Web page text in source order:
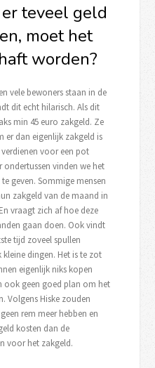
teveel geld
moet het
worden?
vele bewoners staan in de
dit echt hilarisch. Als dit
min 45 euro zakgeld. Ze
dan eigenlijk zakgeld is
voor een pot
vinden we het
geven. Sommige mensen
zakgeld van de maand in
vraagt zich af hoe deze
gaan doen. Ook vindt
tijd zoveel spullen
dingen. Het is te zot
eigenlijk niks kopen
ook geen goed plan om het
Volgens Hiske zouden
rem meer hebben en
kosten dan de
voor het zakgeld.